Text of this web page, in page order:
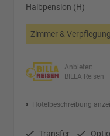
Halbpension (H)
Zimmer &
Anbieter:
BILLA Reisen
Hotelbeschreibung
Transfer